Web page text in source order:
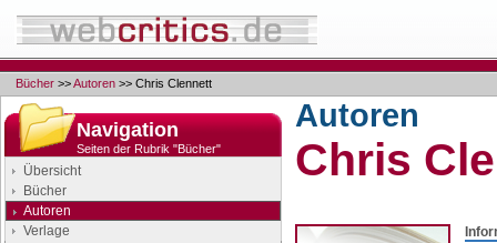
Bücher >>Autoren >> Chris Clennett
Navigation
Seiten der Rubrik "Bücher"
Übersicht
Bücher
Autoren
Verlage
Autoren
Chris